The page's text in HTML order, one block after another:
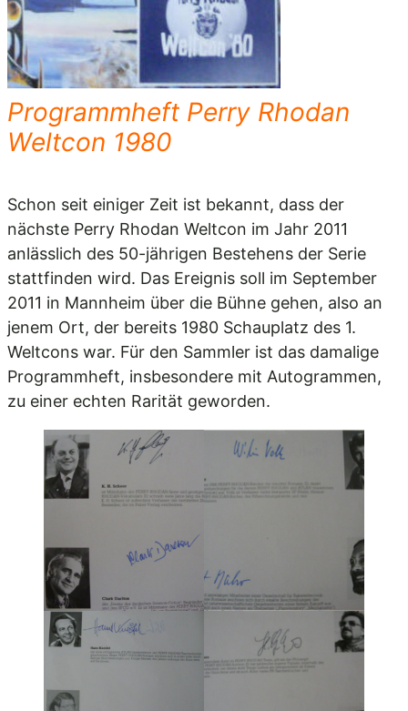
Programmheft Perry Rhodan
Weltcon 1980
Schon seit einiger Zeit ist bekannt, dass der
nächste Perry Rhodan Weltcon im Jahr 2011
anlässlich des 50-jährigen Bestehens der Serie
stattfinden wird. Das Ereignis soll im September
2011 in Mannheim über die Bühne gehen, also an
jenem Ort, der bereits 1980 Schauplatz des 1.
Weltcons war. Für den Sammler ist das damalige
Programmheft, insbesondere mit Autogrammen,
zu einer echten Rarität geworden.